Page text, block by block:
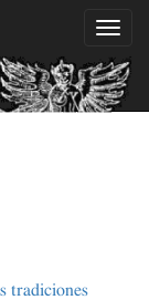
tradiciones